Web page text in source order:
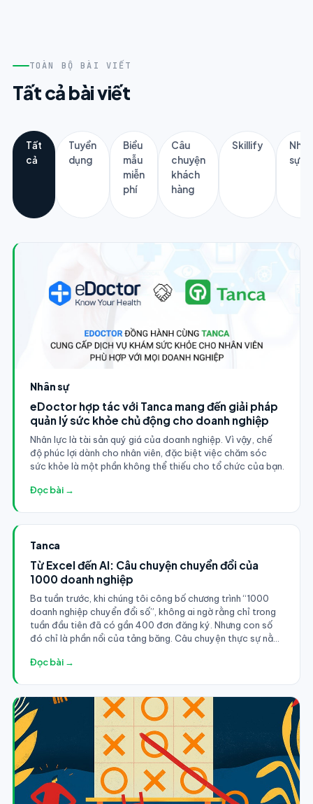
TOÀN BỘ BÀI VIẾT
Tất cả bài viết
Tất
cả
Tuyển
dụng
Biểu
mẫu
miễn
phí
Câu
chuyện
khách
hàng
Skillify
Nhân
sự
Nhân sự
eDoctor hợp tác với Tanca mang đến giải pháp
quản lý sức khỏe chủ động cho doanh nghiệp
Nhân lực là tài sản quý giá của doanh nghiệp. Vì vậy, chế
độ phúc lợi dành cho nhân viên, đặc biệt việc chăm sóc
sức khỏe là một phần không thể thiếu cho tổ chức của bạn.
Đọc bài →
Tanca
Từ Excel đến AI: Câu chuyện chuyển đổi của
1000 doanh nghiệp
Ba tuần trước, khi chúng tôi công bố chương trình “1000
doanh nghiệp chuyển đổi số”, không ai ngờ rằng chỉ trong
tuần đầu tiên đã có gần 400 đơn đăng ký. Nhưng con số
đó chỉ là phần nổi của tảng băng. Câu chuyện thực sự nằm
dụng hệ thống.
Đọc bài →